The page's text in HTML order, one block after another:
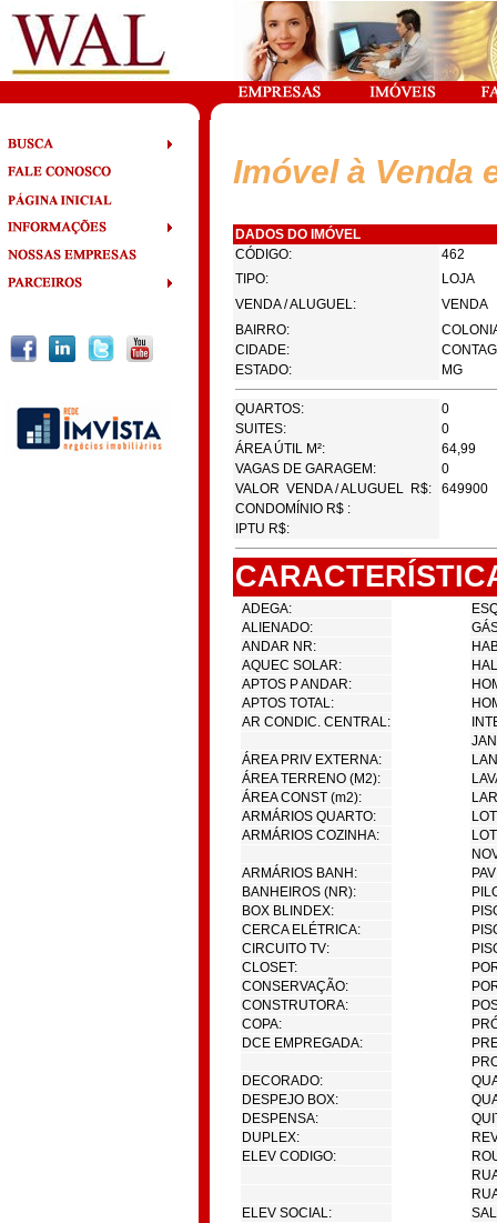
Imóvel à Venda
DADOS DO IMÓVEL
CÓDIGO:
462
TIPO:
LOJA
VENDA / ALUGUEL:
VENDA
BAIRRO:
CIDADE:
ESTADO:
MG
QUARTOS:
0
SUITES:
0
ÁREA ÚTIL M²:
64,99
VAGAS DE GARAGEM:
0
VALOR VENDA / ALUGUEL R$:
649900
CONDOMÍNIO R$ :
IPTU R$:
ADEGA:
ALIENADO:
ANDAR NR:
AQUEC SOLAR:
APTOS P ANDAR:
APTOS TOTAL:
AR CONDIC. CENTRAL:
ÁREA PRIV EXTERNA:
ÁREA TERRENO (M2):
ÁREA CONST (m2):
ARMÁRIOS QUARTO:
ARMÁRIOS COZINHA:
ARMÁRIOS BANH:
BANHEIROS (NR):
BOX BLINDEX:
CERCA ELÉTRICA:
CIRCUITO TV:
CLOSET:
CONSERVAÇÃO:
CONSTRUTORA:
COPA:
DCE EMPREGADA:
DECORADO:
DESPEJO BOX:
DESPENSA:
DUPLEX:
ELEV CODIGO:
ELEV SOCIAL: